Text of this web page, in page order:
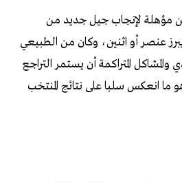
مؤهلة لإنجاب جيل جديد من
يبرز عنصر أو اثنين، وكان من الطبيعي
والمشاكل المتراكمة أن يستمر التراجع
ما انعكس سلبا على نتائج المنتخب